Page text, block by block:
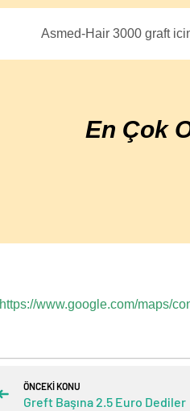
Asmed-Hair 3000 graft
En Çok
https://www.google.com/maps/
ÖNCEKİ KONU
Greft Başına 2.5 Euro Dediler